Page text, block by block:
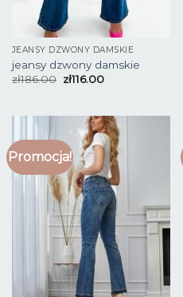
JEANSY DZWONY DAMSKIE
jeansy dzwony damskie
zł186.00 zł116.00
Promocja!